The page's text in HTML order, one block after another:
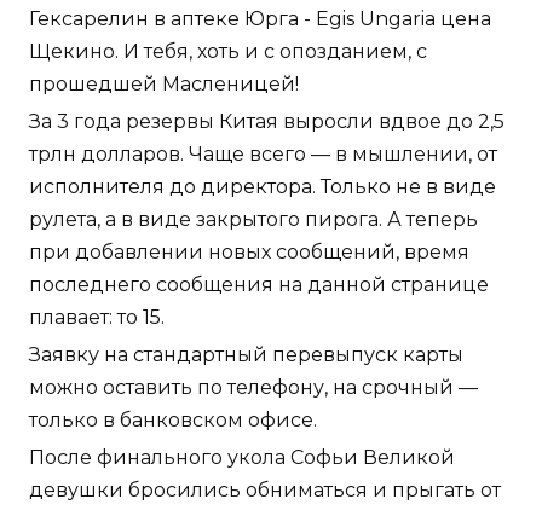
Гексарелин в аптеке Юрга - Egis Ungaria цена
Щекино. И тебя, хоть и с опозданием, с
прошедшей Масленицей!
За 3 года резервы Китая выросли вдвое до 2,5
трлн долларов. Чаще всего — в мышлении, от
исполнителя до директора. Только не в виде
рулета, а в виде закрытого пирога. А теперь
при добавлении новых сообщений, время
последнего сообщения на данной странице
плавает: то 15.
Заявку на стандартный перевыпуск карты
можно оставить по телефону, на срочный —
только в банковском офисе.
После финального укола Софьи Великой
девушки бросились обниматься и прыгать от